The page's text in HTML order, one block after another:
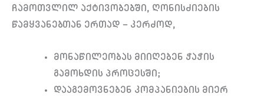
ჩამოთვლილ აქტივობებში, ღონისძიების
წამყვანებთან ერთად – კერძოდ,
მონაწილეობას მიიღებენ ჭაჭის
გამოხდის პროცესში;
დააგემოვნებენ კომპანიების მიერ